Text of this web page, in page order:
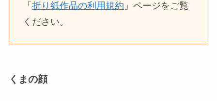
「折り紙作品の利用規約 」ページをご覧
ください。
くまの顔